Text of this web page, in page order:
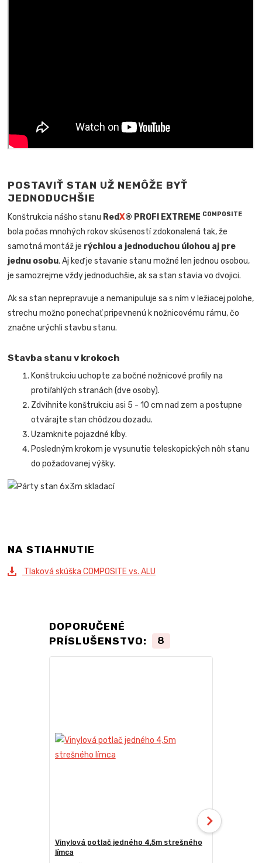
POSTAVIŤ STAN UŽ NEMÔŽE BYŤ
JEDNODUCHŠIE
Konštrukcia nášho stanu RedX® PROFI EXTREME COMPOSITE
bola počas mnohých rokov skúseností zdokonalená tak, že
samotná montáž je rýchlou a jednoduchou úlohou aj pre
jednu osobu. Aj keď je stavanie stanu možné len jednou osobou,
je samozrejme vždy jednoduchšie, ak sa stan stavia vo dvojici.
Ak sa stan neprepravuje a nemanipuluje sa s ním v ležiacej polohe,
strechu možno ponechať pripevnenú k nožnicovému rámu, čo
značne urýchli stavbu stanu.
Stavba stanu v krokoch
Konštrukciu uchopte za bočné nožnicové profily na
protiľahlých stranách (dve osoby).
Zdvihnite konštrukciu asi 5 - 10 cm nad zem a postupne
otvárajte stan chôdzou dozadu.
Uzamknite pojazdné kĺby.
Posledným krokom je vysunutie teleskopických nôh stanu
do požadovanej výšky.
NA STIAHNUTIE
Tlaková skúška COMPOSITE vs. ALU
DOPORUČENÉ
PRÍSLUŠENSTVO:
8
Vinylová potlač jedného 4,5m strešného
límca